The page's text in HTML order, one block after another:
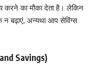
करने का मौका देता है। लेकिन
बढ़ाएं, अन्यथा आप सेविंग्स
Savings)